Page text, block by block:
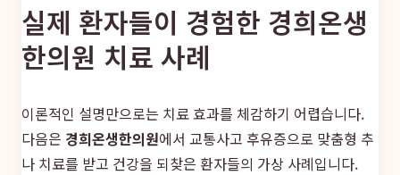
실제 환자들이 경험한 경희온생
한의원 치료 사례
이론적인 설명만으로는 치료 효과를 체감하기 어렵습니다.
다음은 경희온생한의원에서 교통사고 후유증으로 맞춤형 추
나 치료를 받고 건강을 되찾은 환자들의 가상 사례입니다.